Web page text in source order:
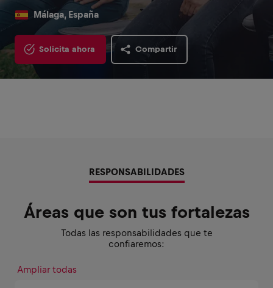
Málaga, España
Solicita ahora Compartir
RESPONSABILIDADES
Áreas que son tus fortalezas
Todas las responsabilidades que te
confiaremos:
Ampliar todas